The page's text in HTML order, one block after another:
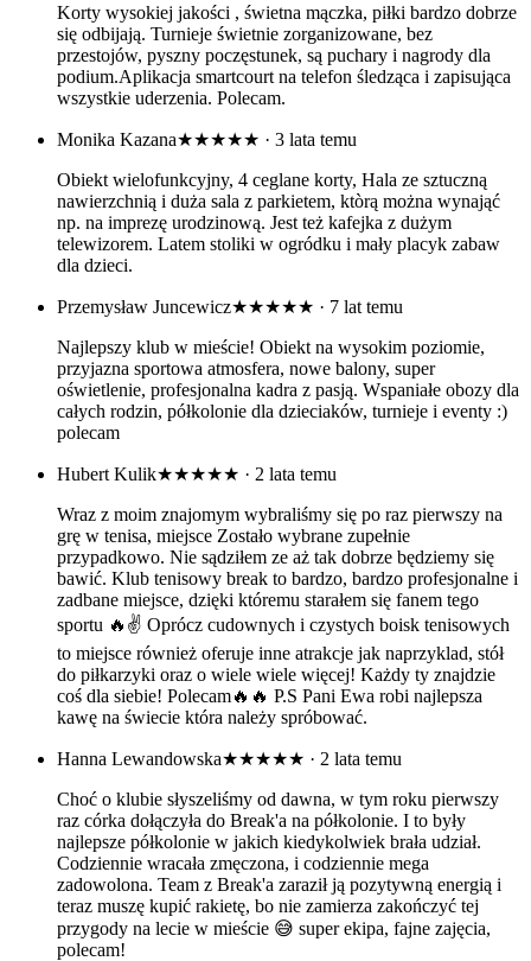
Korty wysokiej jakości , świetna mączka, piłki bardzo dobrze
się odbijają. Turnieje świetnie zorganizowane, bez
przestojów, pyszny poczęstunek, są puchary i nagrody dla
podium.Aplikacja smartcourt na telefon śledząca i zapisująca
wszystkie uderzenia. Polecam.
Monika Kazana★★★★★ · 3 lata temu
Obiekt wielofunkcyjny, 4 ceglane korty, Hala ze sztuczną
nawierzchnią i duża sala z parkietem, ktòrą można wynająć
np. na imprezę urodzinową. Jest też kafejka z dużym
telewizorem. Latem stoliki w ogródku i mały placyk zabaw
dla dzieci.
Przemysław Juncewicz★★★★★ · 7 lat temu
Najlepszy klub w mieście! Obiekt na wysokim poziomie,
przyjazna sportowa atmosfera, nowe balony, super
oświetlenie, profesjonalna kadra z pasją. Wspaniałe obozy dla
całych rodzin, półkolonie dla dzieciaków, turnieje i eventy :)
polecam
Hubert Kulik★★★★★ · 2 lata temu
Wraz z moim znajomym wybraliśmy się po raz pierwszy na
grę w tenisa, miejsce Zostało wybrane zupełnie
przypadkowo. Nie sądziłem ze aż tak dobrze będziemy się
bawić. Klub tenisowy break to bardzo, bardzo profesjonalne i
zadbane miejsce, dzięki któremu starałem się fanem tego
sportu 🔥✌️ Oprócz cudownych i czystych boisk tenisowych
to miejsce również oferuje inne atrakcje jak naprzyklad, stół
do piłkarzyki oraz o wiele wiele więcej! Każdy ty znajdzie
coś dla siebie! Polecam🔥🔥 P.S Pani Ewa robi najlepsza
kawę na świecie która należy spróbować.
Hanna Lewandowska★★★★★ · 2 lata temu
Choć o klubie słyszeliśmy od dawna, w tym roku pierwszy
raz córka dołączyła do Break'a na półkolonie. I to były
najlepsze półkolonie w jakich kiedykolwiek brała udział.
Codziennie wracała zmęczona, i codziennie mega
zadowolona. Team z Break'a zaraził ją pozytywną energią i
teraz muszę kupić rakietę, bo nie zamierza zakończyć tej
przygody na lecie w mieście 😅 super ekipa, fajne zajęcia,
polecam!